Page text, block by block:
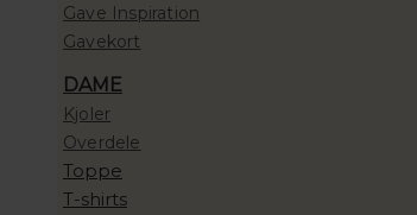
Gave Inspiration
Gavekort
DAME
Kjoler
Overdele
Toppe
T-shirts